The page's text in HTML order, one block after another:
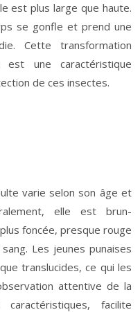
est plus large que haute.
se gonfle et prend une
Cette transformation
est une caractéristique
de ces insectes.
varie selon son âge et
elle est brun-
foncée, presque rouge
Les jeunes punaises
translucides, ce qui les
attentive de la
facilite